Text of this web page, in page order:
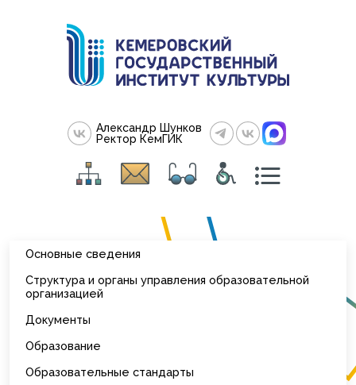
Александр Шунков
Ректор КемГИК
Основные сведения
Структура и органы управления образовательной
организацией
Документы
Образование
Образовательные стандарты